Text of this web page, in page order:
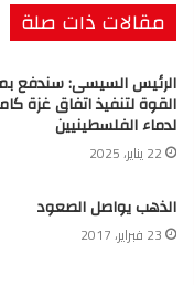
مقالات ذات صلة
الرئيس السيسى: سندفع
القوة لتنفيذ اتفاق غزة
لدماء الفلسطينيين
22 يناير، 2025
الذهب يواصل الصعود
23 فبراير، 2017